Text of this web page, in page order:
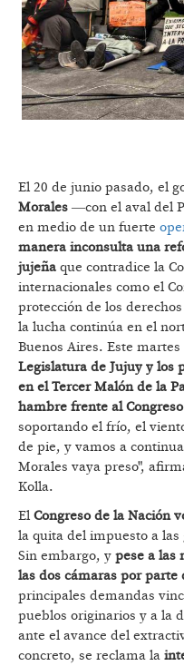
El 20 de junio pasado, el
Morales ―con el aval del
en medio de un fuerte
manera inconsulta una
jujeña que contradice la
internacionales como el
protección de los
la lucha continúa en el
Buenos Aires. Este martes
Legislatura de Jujuy y los
en el Tercer Malón de la
hambre frente al
soportando el frío, el
de pie, y vamos a
Morales vaya preso",
Kolla.
El Congreso de la Nación
la quita del impuesto a
Sin embargo, y pese a las
las dos cámaras por parte
principales demandas
pueblos originarios y a la
ante el avance del
concreto, se reclama la